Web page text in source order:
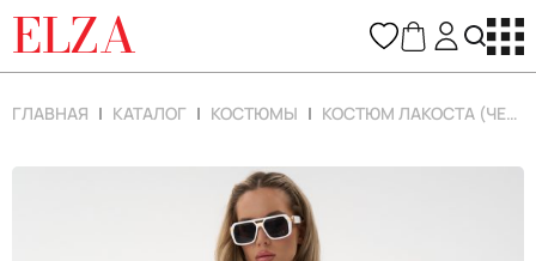
ELZA
ГЛАВНАЯ КАТАЛОГ КОСТЮМЫ КОСТЮМ ЛАКОСТА (ЧЕРНИКА)